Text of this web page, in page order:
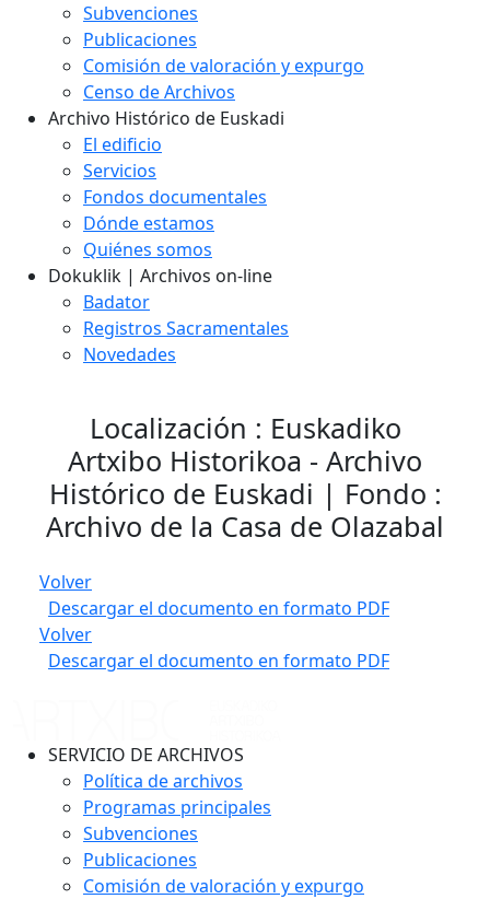
Subvenciones
Publicaciones
Comisión de valoración y expurgo
Censo de Archivos
Archivo Histórico de Euskadi
El edificio
Servicios
Fondos documentales
Dónde estamos
Quiénes somos
Dokuklik | Archivos on-line
Badator
Registros Sacramentales
Novedades
Localización : Euskadiko
Artxibo Historikoa - Archivo
Histórico de Euskadi | Fondo :
Archivo de la Casa de Olazabal
Volver
Descargar el documento en formato PDF
Volver
Descargar el documento en formato PDF
SERVICIO DE ARCHIVOS
Política de archivos
Programas principales
Subvenciones
Publicaciones
Comisión de valoración y expurgo